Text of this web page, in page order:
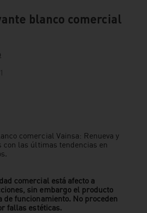
blanco comercial
comercial Vainsa: Renueva y
con las últimas tendencias en
comercial está afecto a
sin embargo el producto
de funcionamiento. No proceden
fallas estéticas.